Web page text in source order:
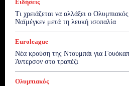
Ειδήσεις
Τι χρειάζεται να αλλάξει ο
Ναϊμέγκεν μετά τη λευκή ισοπαλία
Euroleague
Νέα κρούση της Ντουμπάι για
Άντερσον στο τραπέζι
Ολυμπιακός